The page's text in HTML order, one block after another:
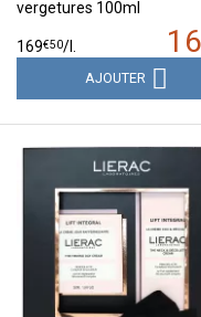
vergetures 100ml
16
169€50/
AJOUTER